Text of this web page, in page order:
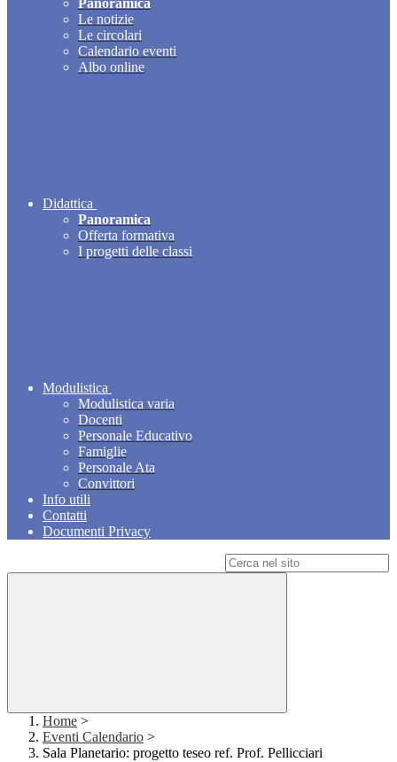
Panoramica
Le notizie
Le circolari
Calendario eventi
Albo online
Didattica
Panoramica
Offerta formativa
I progetti delle classi
Modulistica
Modulistica varia
Docenti
Personale Educativo
Famiglie
Personale Ata
Convittori
Info utili
Contatti
Documenti Privacy
Home >
Eventi Calendario >
Sala Planetario: progetto teseo ref. Prof. Pellicciari